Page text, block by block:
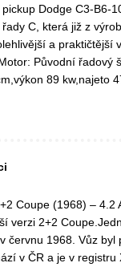
Dodge C3-B6-
C, která již z
a praktičtější
Původní řadový
89 kw,najeto
Coupe (1968) – 4.2
verzi 2+2
červnu 1968. Vůz
v ČR a je v registru